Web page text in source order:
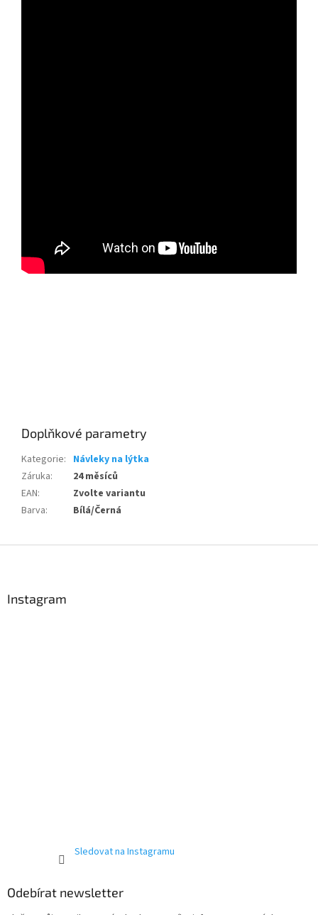
Doplňkové parametry
Kategorie: Návleky na lýtka
Záruka:
24 měsíců
EAN:
Zvolte variantu
Barva: Bílá/Černá
Instagram
Sledovat na Instagramu
Odebírat newsletter